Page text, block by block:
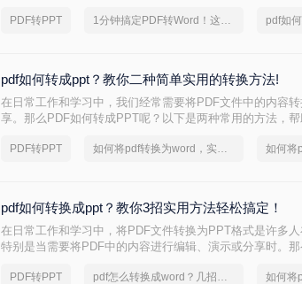
文件如何转ppt格式呢？本文将详细介绍几种将PDF文件转
PDF转PPT 1分钟搞定PDF转Word！这2个方法，一定要收好！
pdf如何转成ppt？教你二种简单实用的转换方法!
在日常工作和学习中，我们经常需要将PDF文件中的内容
享。那么PDF如何转成PPT呢？以下是两种常用的方法，
PDF转PPT 如何将pdf转换为word，实用的方法来了
pdf如何转换成ppt？教你3招实用方法轻松搞定！
在日常工作和学习中，将PDF文件转换为PPT格式是许多
特别是当需要将PDF中的内容进行编辑、演示或分享时。
PDF转PPT pdf怎么转换成word？几招轻松搞定